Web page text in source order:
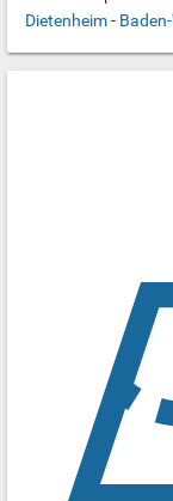
Dietenheim-